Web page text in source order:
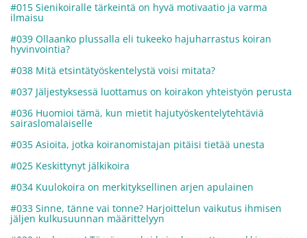
#015 Sienikoiralle tärkeintä on hyvä motivaatio ja varma
ilmaisu
#039 Ollaanko plussalla eli tukeeko hajuharrastus koiran
hyvinvointia?
#038 Mitä etsintätyöskentelystä voisi mitata?
#037 Jäljestyksessä luottamus on koirakon yhteistyön perusta
#036 Huomioi tämä, kun mietit hajutyöskentelytehtäviä
sairaslomalaiselle
#035 Asioita, jotka koiranomistajan pitäisi tietää unesta
#025 Keskittynyt jälkikoira
#034 Kuulokoira on merkityksellinen arjen apulainen
#033 Sinne, tänne vai tonne? Harjoittelun vaikutus ihmisen
jäljen kulkusuunnan määrittelyyn